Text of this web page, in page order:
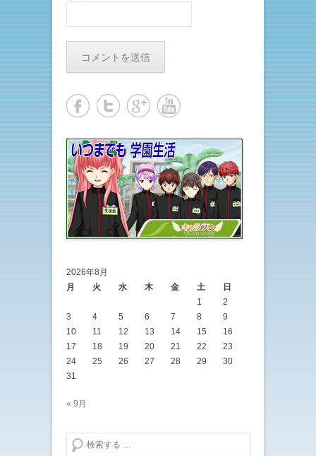
2026年8月
月
火 水 木 金 土
日
1
2
3
4 5 6 7 8
9
10
11 12 13 14 15
16
17
18 19 20 21 22
23
24
25 26 27 28 29
30
31
« 9月
検索する